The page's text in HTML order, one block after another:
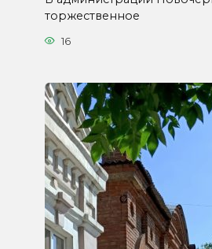
торжественное
16